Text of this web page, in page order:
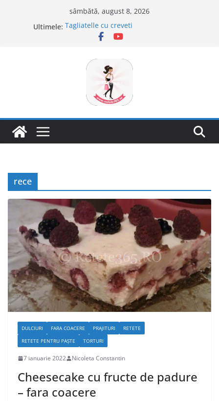
sâmbătă, august 8, 2026
Ultimele: Tagliatelle cu creveti
Clafoutis cu cirese
Savarine
rece
DULCIURI FARA COACERE PRAJITURI
RETETE
RETETE PENTRU PAȘTE
TORTURI
7 ianuarie 2022 Nicoleta Constantin
Cheesecake cu fructe de padure
– fara coacere